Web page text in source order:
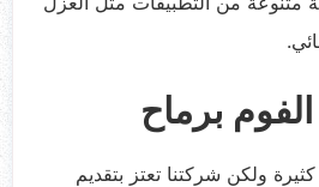
برماح
ولكن شركتنا تعتز بتقديم